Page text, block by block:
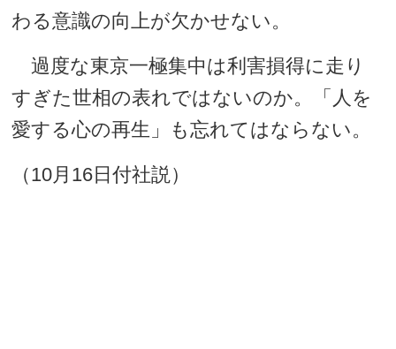
わる意識の向上が欠かせない。
過度な東京一極集中は利害損得に走り
すぎた世相の表れではないのか。「人を
愛する心の再生」も忘れてはならない。
（10月16日付社説）